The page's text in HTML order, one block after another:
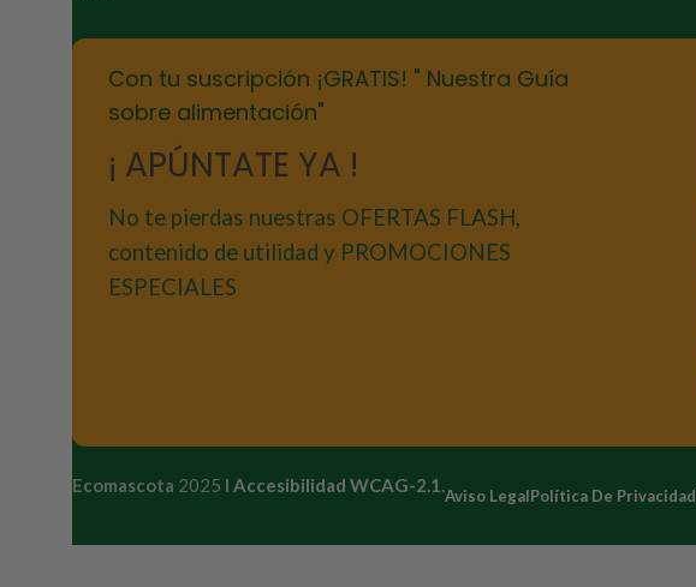
Con tu suscripción ¡GRATIS! " Nuestra Guía
sobre alimentación"
¡ APÚNTATE YA !
No te pierdas nuestras OFERTAS FLASH,
contenido de utilidad y PROMOCIONES
ESPECIALES
Ecomascota 2025 I Accesibilidad WCAG-2.1.Aviso LegalPolítica De Privacidad